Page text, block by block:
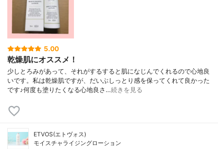
5.00
乾燥肌にオススメ！
少しとろみがあって、それがするすると肌になじんでくれるので心地良
いです。私は乾燥肌ですが、だいぶしっとり感を保ってくれて良かった
です♪何度も塗りたくなる心地良さ…続きを見る
ETVOS(エトヴォス)
モイスチャライジングローション